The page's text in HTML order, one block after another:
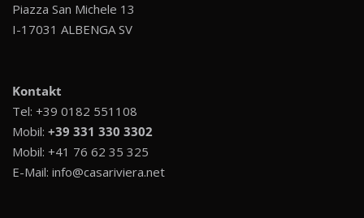
Piazza San Michele 13
I-17031 ALBENGA SV
Kontakt
Tel: +39 0182 551108
Mobil: +39 331 330 3302
Mobil: +41 76 62 35 325
E-Mail: info@casariviera.net